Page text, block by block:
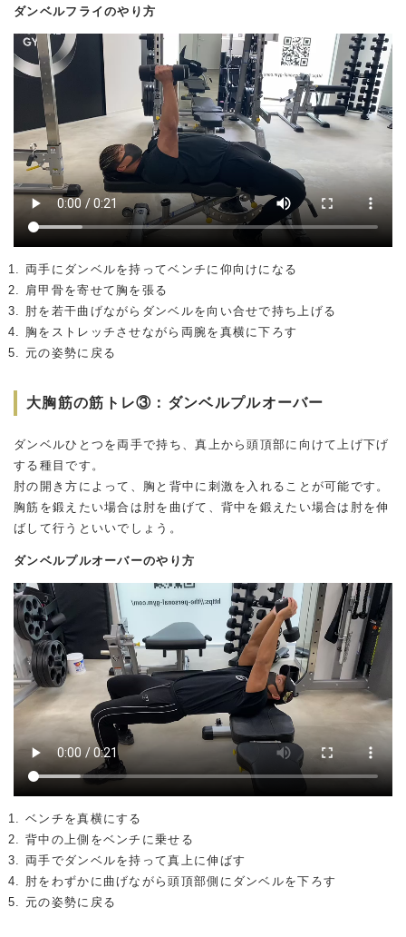
ダンベルフライのやり方
両手にダンベルを持ってベンチに仰向けになる
肩甲骨を寄せて胸を張る
肘を若干曲げながらダンベルを向い合せで持ち上げる
胸をストレッチさせながら両腕を真横に下ろす
元の姿勢に戻る
大胸筋の筋トレ③：ダンベルプルオーバー
ダンベルひとつを両手で持ち、真上から頭頂部に向けて上げ下げ
する種目です。
肘の開き方によって、胸と背中に刺激を入れることが可能です。
胸筋を鍛えたい場合は肘を曲げて、背中を鍛えたい場合は肘を伸
ばして行うといいでしょう。
ダンベルプルオーバーのやり方
ベンチを真横にする
背中の上側をベンチに乗せる
両手でダンベルを持って真上に伸ばす
肘をわずかに曲げながら頭頂部側にダンベルを下ろす
元の姿勢に戻る